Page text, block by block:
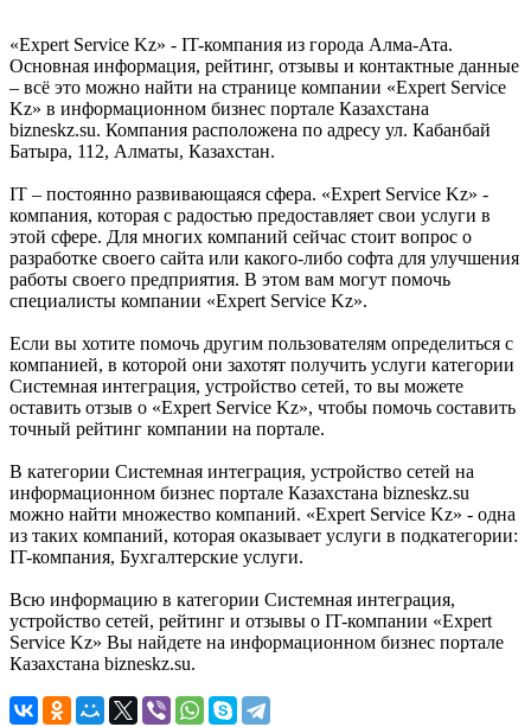
«Expert Service Kz» - IT-компания из города Алма-Ата.
Основная информация, рейтинг, отзывы и контактные данные
– всё это можно найти на странице компании «Expert Service
Kz» в информационном бизнес портале Казахстана
bizneskz.su. Компания расположена по адресу ул. Кабанбай
Батыра, 112, Алматы, Казахстан.
IT – постоянно развивающаяся сфера. «Expert Service Kz» -
компания, которая с радостью предоставляет свои услуги в
этой сфере. Для многих компаний сейчас стоит вопрос о
разработке своего сайта или какого-либо софта для улучшения
работы своего предприятия. В этом вам могут помочь
специалисты компании «Expert Service Kz».
Если вы хотите помочь другим пользователям определиться с
компанией, в которой они захотят получить услуги категории
Системная интеграция, устройство сетей, то вы можете
оставить отзыв о «Expert Service Kz», чтобы помочь составить
точный рейтинг компании на портале.
В категории Системная интеграция, устройство сетей на
информационном бизнес портале Казахстана bizneskz.su
можно найти множество компаний. «Expert Service Kz» - одна
из таких компаний, которая оказывает услуги в подкатегории:
IT-компания, Бухгалтерские услуги.
Всю информацию в категории Системная интеграция,
устройство сетей, рейтинг и отзывы о IT-компании «Expert
Service Kz» Вы найдете на информационном бизнес портале
Казахстана bizneskz.su.